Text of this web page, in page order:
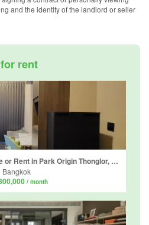
and the identity of the landlord or seller
rent
1 Bedroom Condo for Sale or Rent in Park Origin Thonglor, Khlong Tan Nuea, Bangkok
Bangkok
/ month